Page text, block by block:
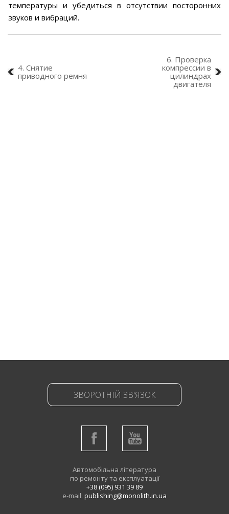
температуры и убедиться в отсутствии посторонних
звуков и вибраций.
4. Снятие
приводного ремня
6. Проверка
компрессии в
цилиндрах
двигателя
ЗВОРОТНІЙ ЗВ'ЯЗОК
Автомобільна література
по ремонту та експлуатації
+38 (095) 931 39 89
e-mail: publishing@monolith.in.ua